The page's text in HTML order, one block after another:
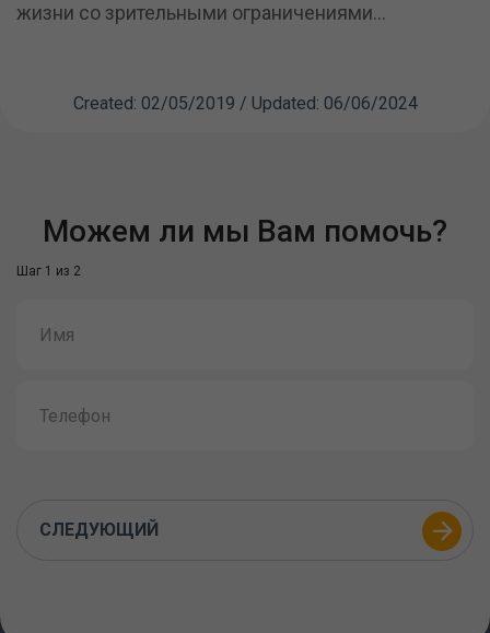
жизни со зрительными ограничениями...
Created: 02/05/2019 / Updated: 06/06/2024
Можем ли мы Вам помочь?
Шаг 1 из 2
СЛЕДУЮЩИЙ